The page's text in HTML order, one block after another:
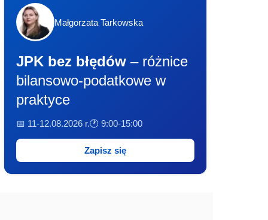
Małgorzata Tarkowska
JPK bez błędów – różnice
bilansowo-podatkowe w
praktyce
📅 11-12.08.2026 r.🕐 9:00-15:00
Zapisz się